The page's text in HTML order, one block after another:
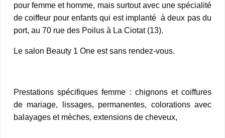
pour femme et homme, mais surtout avec une spécialité
de coiffeur pour enfants qui est implanté à deux pas du
port, au 70 rue des Poilus à La Ciotat (13).
Le salon Beauty 1 One est sans rendez-vous.
Prestations spécifiques femme : chignons et coiffures
de mariage, lissages, permanentes, colorations avec
balayages et mèches, extensions de cheveux,